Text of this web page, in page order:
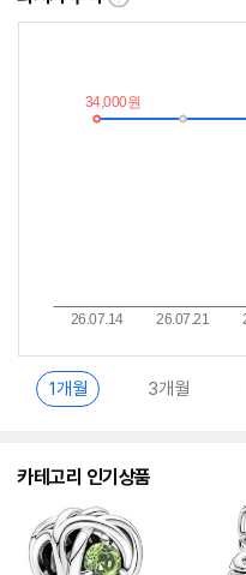
최
이
란?
1개월 3개월
카테고리 인기상품